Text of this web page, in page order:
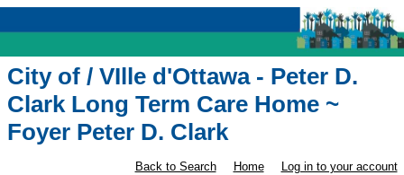
City of / VIlle d'Ottawa - Peter D.
Clark Long Term Care Home ~
Foyer Peter D. Clark
Back to Search Home Log in to your account